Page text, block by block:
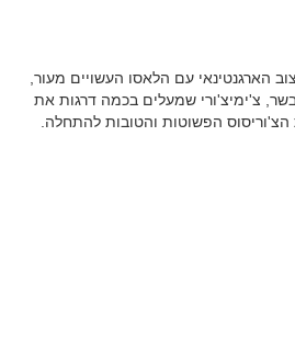
הארגנטינאי עם הלאסו העשויים מעור,
צ'ימיצ'ורי שמעלים בכמה דרגות את
הפשוטות והטובות להתחלה.